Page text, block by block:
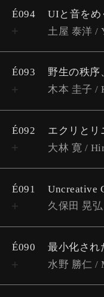
É094
UIと音をめ
土屋 泰洋 /
É093
野生の秩序
木本 圭子 /
É092 エクリとリ
大林 寛 /
É091
久保田 晃
É090 最小化され
水野 勝仁 /